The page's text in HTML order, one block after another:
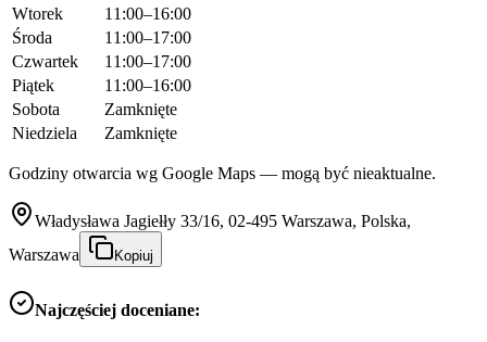
Wtorek
11:00–16:00
Środa
11:00–17:00
Czwartek
11:00–17:00
Piątek
11:00–16:00
Sobota
Zamknięte
Niedziela
Zamknięte
Godziny otwarcia wg Google Maps — mogą być nieaktualne.
Władysława Jagiełły 33/16, 02-495 Warszawa, Polska,
Warszawa
Kopiuj
Najczęściej doceniane: